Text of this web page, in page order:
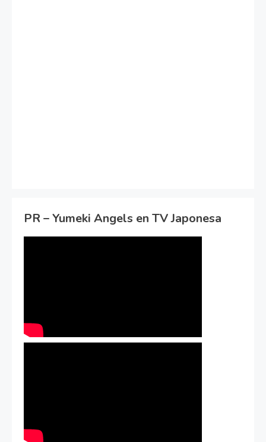
PR – Yumeki Angels en TV Japonesa